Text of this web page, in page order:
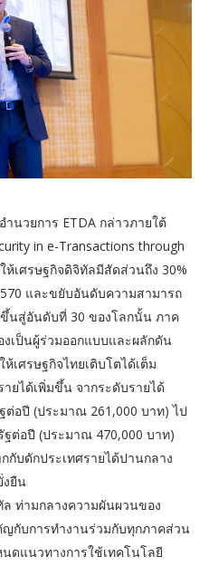
นวยการ ETDA กล่าวภายใต้
in e-Transactions through
ห้เศรษฐกิจดิจิทัลมีสัดส่วนถึง 30%
และขยับอันดับความสามารถ
นสู่อันดับที่ 30 ของโลกนั้น ภาค
เป็นผู้ร่วมออกแบบและผลักดัน
เศรษฐกิจไทยเติบโตได้เต็ม
ยได้เพิ่มขึ้น จากระดับรายได้
ต่อปี (ประมาณ 261,000 บาท) ไป
ต่อปี (ประมาณ 470,000 บาท)
กับดักประเทศรายได้ปานกลาง
งยืน
ท่ามกลางความผันผวนของ
ญกับการทำงานร่วมกับทุกภาคส่วน
ดแนวทางการใช้เทคโนโลยี